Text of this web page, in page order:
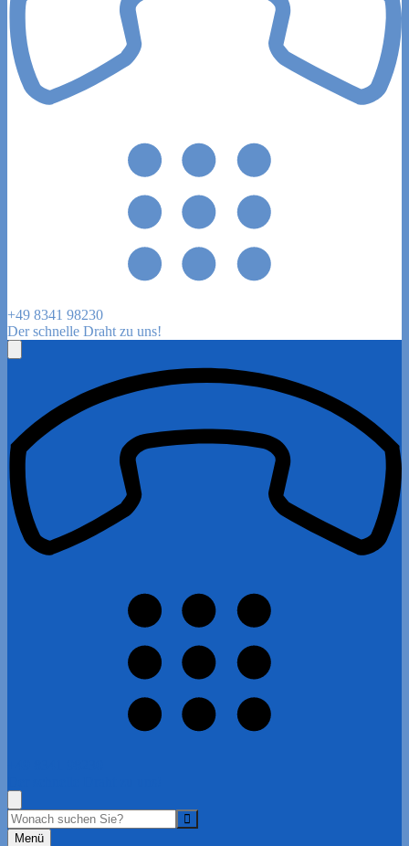
+49 8341 98230
Der schnelle Draht zu uns!
Menü